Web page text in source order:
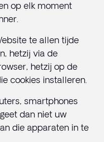
op elk moment
te allen tijde
hetzij via de
hetzij op de
cookies installeren.
smartphones
dan niet uw
die apparaten in te